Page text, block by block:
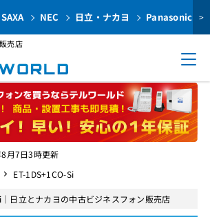
SAXA NEC 日立・ナカヨ Panasonic >
売店
月7日3時更新
ET-1DS+1CO-Si
｜日立とナカヨの中古ビジネスフォン販売店